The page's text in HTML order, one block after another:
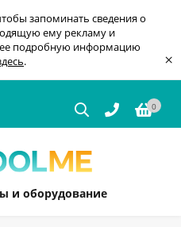
запоминать сведения о
ему рекламу и
подробную информацию
. ×
0
и оборудование